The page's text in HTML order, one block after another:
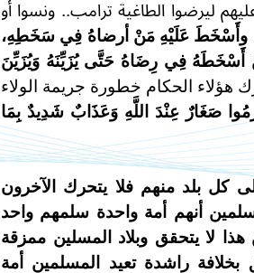
ليرضوا الطاغية ترامب.. ونسوا أو
وأَسْخَطَ عَلَيْهِ مَنْ أرضاهُ فِي سَخَطِهِ،
فِي رِضَاهُ حَتَّى يُزَيِّنَهُ وَيُزَيِّنَ
هؤلاء الحكام خطورة جريمة الولاء
صَغَارٌ عِنْدَ اللَّهِ وَعَذَابٌ شَدِيدٌ بِمَا
كل بلد منهم فلا يتحرك الآخرون
أنهم أمة واحدة سلمهم واحد
لا يتحقق وبلاد المسلين ممزقة
بخلافة راشدة تعيد المسلمين أمة